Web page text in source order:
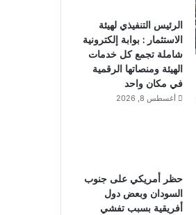
الرئيس التنفيذي لهيئة
الاستثمار : بوابة إلكترونية
شاملة تجمع كل خدمات
الهيئة ومنصاتها الرقمية
في مكان واحد
أغسطس 8, 2026
حظر أمريكي على جنوب
السودان وبعض دول
أفريقية بسبب تفشي